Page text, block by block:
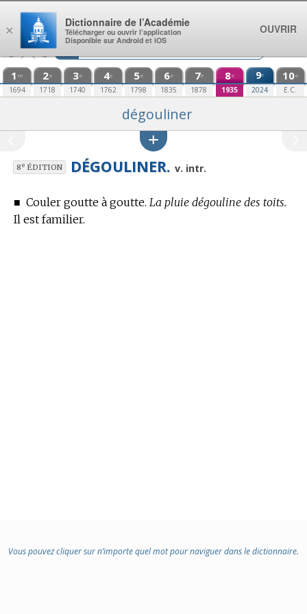
Aller au contenu
1 re
1694
2e
1718
3e
1740
4e
1762
5e
1798
6e
1835
7e
1878
8e
1935
9e
2024
10e
E.C.
dégouliner
8eÉDITION DÉGOULINER. v. intr.
■ Couler goutte à goutte. La pluie dégouline des toits.
Il est familier.
Vous pouvez cliquer sur n’importe quel mot pour naviguer dans le dictionnaire.
×
Dictionnaire de l’Académie
Télécharger ou ouvrir l’application
Disponible sur Android et iOS
OUVRIR